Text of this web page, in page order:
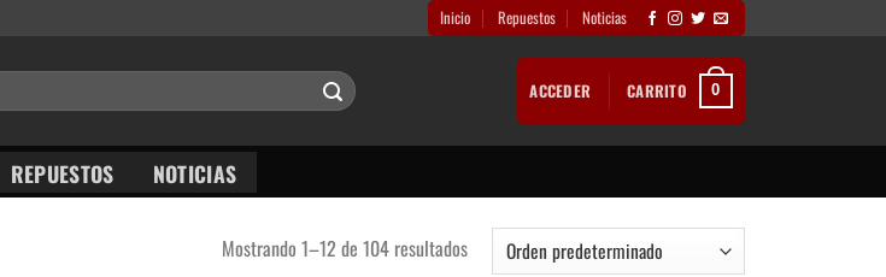
Inicio Repuestos Noticias
ACCEDER CARRITO 0
REPUESTOS NOTICIAS
Mostrando 1–12 de 104 resultados